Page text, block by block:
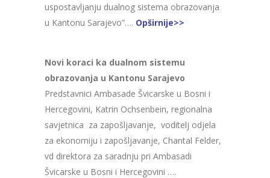
uspostavljanju dualnog sistema obrazovanja
u Kantonu Sarajevo”…. Opširnije>>
Novi koraci ka dualnom sistemu
obrazovanja u Kantonu Sarajevo
Predstavnici Ambasade Švicarske u Bosni i
Hercegovini, Katrin Ochsenbein, regionalna
savjetnica za zapošljavanje, voditelj odjela
za ekonomiju i zapošljavanje, Chantal Felder,
vd direktora za saradnju pri Ambasadi
Švicarske u Bosni i Hercegovini ….